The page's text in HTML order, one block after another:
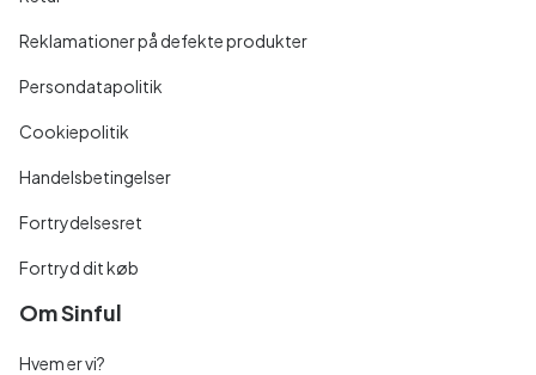
Reklamationer på defekte produkter
Persondatapolitik
Cookiepolitik
Handelsbetingelser
Fortrydelsesret
Fortryd dit køb
Om Sinful
Hvem er vi?